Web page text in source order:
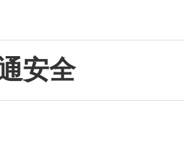
安全